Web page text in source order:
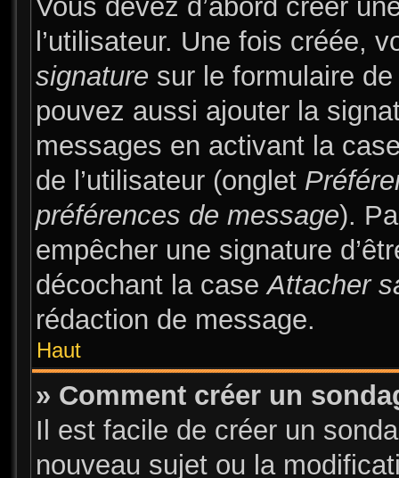
Vous devez d’abord créer
l’utilisateur. Une fois créée,
signature sur le formulaire
pouvez aussi ajouter la
messages en activant la
de l’utilisateur (onglet
préférences de message).
empêcher une signature
décochant la caseAttacher
rédaction de message.
Haut
» Comment créer un
Il est facile de créer un
nouveau sujet ou la